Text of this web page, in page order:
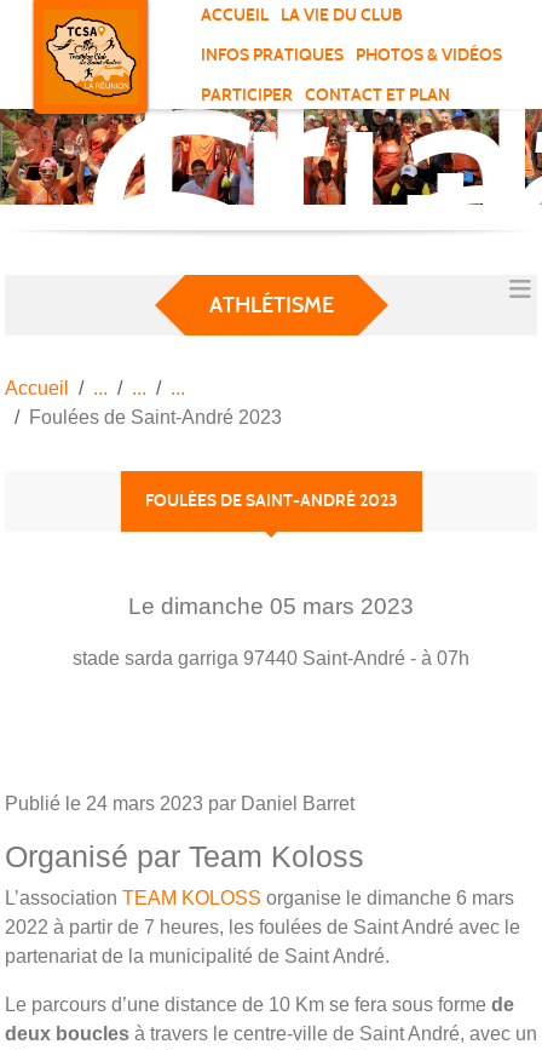
ACCUEIL
LA VIE DU CLUB
INFOS PRATIQUES
PHOTOS & VIDÉOS
PARTICIPER
CONTACT ET PLAN
de
ATHLÉTISME
Accueil
Foulées de Saint-André 2023
FOULÉES DE SAINT-ANDRÉ 2023
Le dimanche 05 mars 2023
stade sarda garriga 97440 Saint-André - à 07h
Publié le 24 mars 2023 par Daniel Barret
Organisé par Team Koloss
L’association TEAM KOLOSS organise le dimanche 6 mars
2022 à partir de 7 heures, les foulées de Saint André avec le
partenariat de la municipalité de Saint André.
Le parcours d’une distance de 10 Km se fera sous forme de
deux boucles à travers le centre-ville de Saint André, avec un
Panneau de gestion des cookies